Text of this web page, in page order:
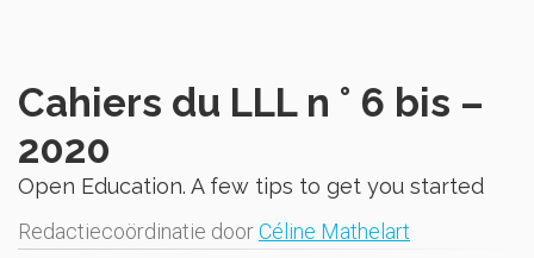
Cahiers du LLL n ° 6 bis –
2020
Open Education. A few tips to get you started
Redactiecoördinatie doorCéline Mathelart